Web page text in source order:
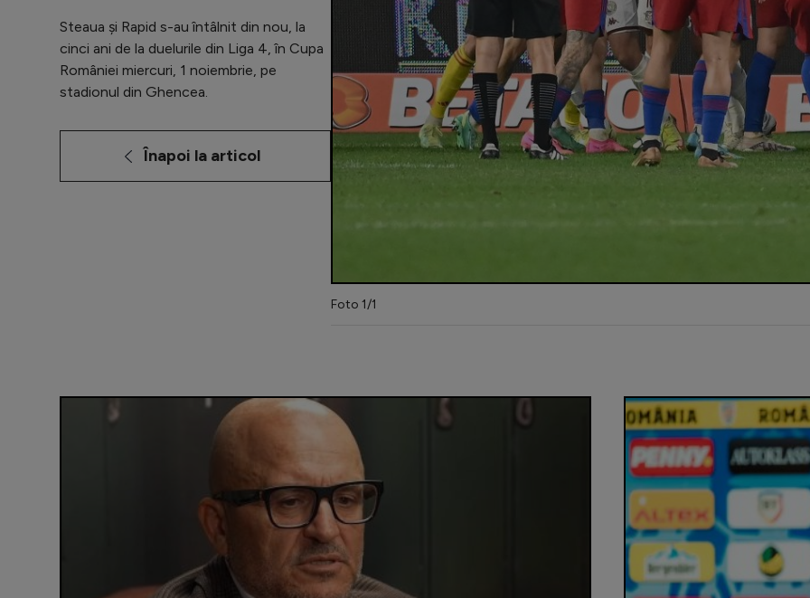
Steaua și Rapid s-au întâlnit din nou, la
cinci ani de la duelurile din Liga 4, în Cupa
României miercuri, 1 noiembrie, pe
stadionul din Ghencea.
Înapoi la articol
Foto 1/1